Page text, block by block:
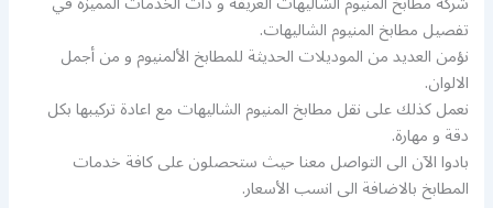
تفصيل مطابخ المنيوم الشاليهات.
نؤمن العديد من الموديلات الحديثة للمطابخ الألمنيوم و من أجمل
الالوان.
نعمل كذلك على نقل مطابخ المنيوم الشاليهات مع اعادة تركيبها بكل
دقة و مهارة.
بادوا الآن الى التواصل معنا حيث ستحصلون على كافة خدمات
المطابخ بالاضافة الى انسب الأسعار.